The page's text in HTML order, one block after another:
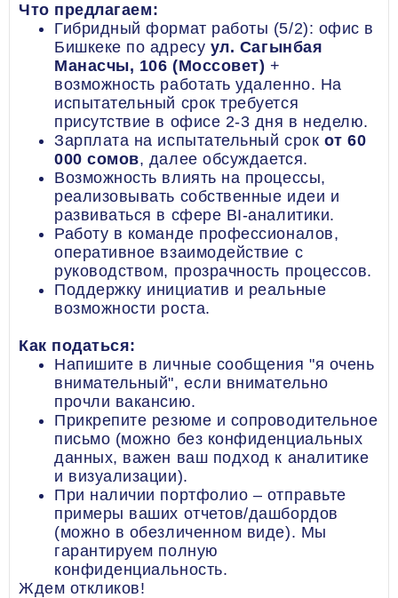
Что предлагаем:
Гибридный формат работы (5/2): офис в
Бишкеке по адресу ул. Сагынбая
Манасчы, 106 (Моссовет) +
возможность работать удаленно. На
испытательный срок требуется
присутствие в офисе 2-3 дня в неделю.
Зарплата на испытательный срок от 60
000 сомов, далее обсуждается.
Возможность влиять на процессы,
реализовывать собственные идеи и
развиваться в сфере BI-аналитики.
Работу в команде профессионалов,
оперативное взаимодействие с
руководством, прозрачность процессов.
Поддержку инициатив и реальные
возможности роста.
Как податься:
Напишите в личные сообщения "я очень
внимательный", если внимательно
прочли вакансию.
Прикрепите резюме и сопроводительное
письмо (можно без конфиденциальных
данных, важен ваш подход к аналитике
и визуализации).
При наличии портфолио – отправьте
примеры ваших отчетов/дашбордов
(можно в обезличенном виде). Мы
гарантируем полную
конфиденциальность.
Ждем откликов!